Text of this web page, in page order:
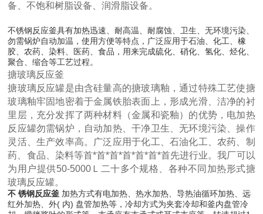
备、不饱和树脂设备、润滑脂设备。
不锈钢反应釜具有加热迅速、耐高温、耐腐蚀、卫生、无环境污染、
勿需锅炉自动加温，使用方便等特点，广泛应用于石油、化工、橡
胶、农药、染料、医药、食品，用来完成硫化、硝化、氢化、烃化、
聚合、缩合等工艺过程。
搪玻璃反应釜
搪玻璃反应罐是由含硅量高的搪玻璃釉，通过特殊工艺使搪
玻璃釉牢固地密着于金属铁胎表面上，形成光滑、洁净的衬
里层，充分发挥了两种材料（金属和瓷釉）的优势，电加热
反应罐勿需锅炉，自动加热、干净卫生、无环境污染、操作
灵活、生产效率高。广泛应用于化工、石油化工、农药、制
药、食品、染料等首*首*首*首*首*首*首先进行业。我厂可以
为用户提供50-5000Ｌ二十多个规格、各种不同加热形式搪
玻璃反应罐。
不 锈钢反应釜 加热方式有电加热、热水加热、导热油循环加热、远
红外加热、外( 内)盘管加热等，冷却方式为夹套冷却和釜内盘管冷